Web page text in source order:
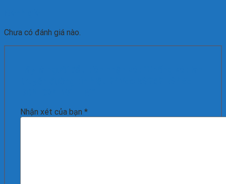
Chưa có đánh giá nào.
Nhận xét của bạn *